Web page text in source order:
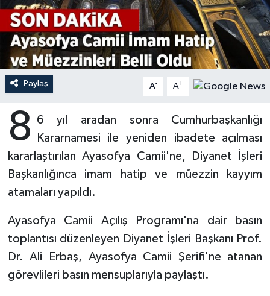
Paylaş A- A+
8 6 yıl aradan sonra Cumhurbaşkanlığı
Kararnamesi ile yeniden ibadete açılması
kararlaştırılan Ayasofya Camii'ne, Diyanet İşleri
Başkanlığınca imam hatip ve müezzin kayyım
atamaları yapıldı.
Ayasofya Camii Açılış Programı'na dair basın
toplantısı düzenleyen Diyanet İşleri Başkanı Prof.
Dr. Ali Erbaş, Ayasofya Camii Şerifi'ne atanan
görevlileri basın mensuplarıyla paylaştı.
Aydın Müftülüğü
Balıkesir Müftülüğü
Bartın Müftülüğü
Bayburt Müftülüğü
Bilecik Müftülüğü
Bingöl Müftülüğü
Bitlis Müftülüğü
Bolu Müftülüğü
Mukabele
Peygamberimizin Hayatı
Ramazan
Zekat
DİYANET GENÇLİK
DİYANET RADYO/TV
DEPREM
Eğitim
Kültür-Sanat
Aile
Sağlık
Makaleler